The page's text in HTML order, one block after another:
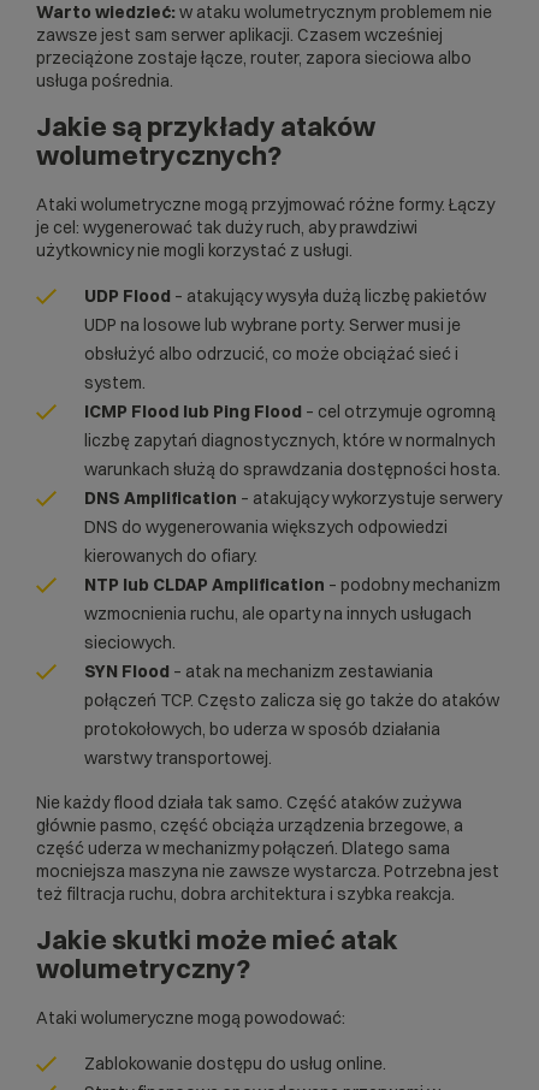
Warto wiedzieć: w ataku wolumetrycznym problemem nie
zawsze jest sam serwer aplikacji. Czasem wcześniej
przeciążone zostaje łącze, router, zapora sieciowa albo
usługa pośrednia.
Jakie są przykłady ataków
wolumetrycznych?
Ataki wolumetryczne mogą przyjmować różne formy. Łączy
je cel: wygenerować tak duży ruch, aby prawdziwi
użytkownicy nie mogli korzystać z usługi.
UDP Flood – atakujący wysyła dużą liczbę pakietów
UDP na losowe lub wybrane porty. Serwer musi je
obsłużyć albo odrzucić, co może obciążać sieć i
system.
ICMP Flood lub Ping Flood – cel otrzymuje ogromną
liczbę zapytań diagnostycznych, które w normalnych
warunkach służą do sprawdzania dostępności hosta.
DNS Amplification – atakujący wykorzystuje serwery
DNS do wygenerowania większych odpowiedzi
kierowanych do ofiary.
NTP lub CLDAP Amplification – podobny mechanizm
wzmocnienia ruchu, ale oparty na innych usługach
sieciowych.
SYN Flood – atak na mechanizm zestawiania
połączeń TCP. Często zalicza się go także do ataków
protokołowych, bo uderza w sposób działania
warstwy transportowej.
Nie każdy flood działa tak samo. Część ataków zużywa
głównie pasmo, część obciąża urządzenia brzegowe, a
część uderza w mechanizmy połączeń. Dlatego sama
mocniejsza maszyna nie zawsze wystarcza. Potrzebna jest
też filtracja ruchu, dobra architektura i szybka reakcja.
Jakie skutki może mieć atak
wolumetryczny?
Ataki wolumeryczne mogą powodować:
Zablokowanie dostępu do usług online.